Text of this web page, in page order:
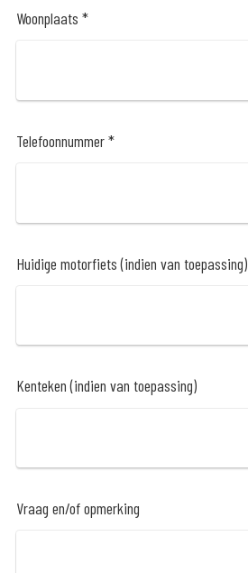
Woonplaats *
Telefoonnummer *
Huidige motorfiets (indien van toepassing)
Kenteken (indien van toepassing)
Vraag en/of opmerking